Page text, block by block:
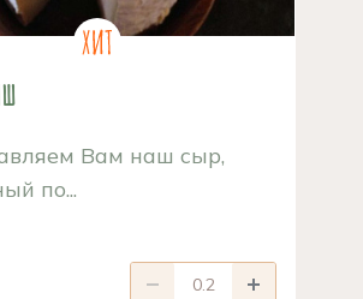
Вам наш сыр,
по...